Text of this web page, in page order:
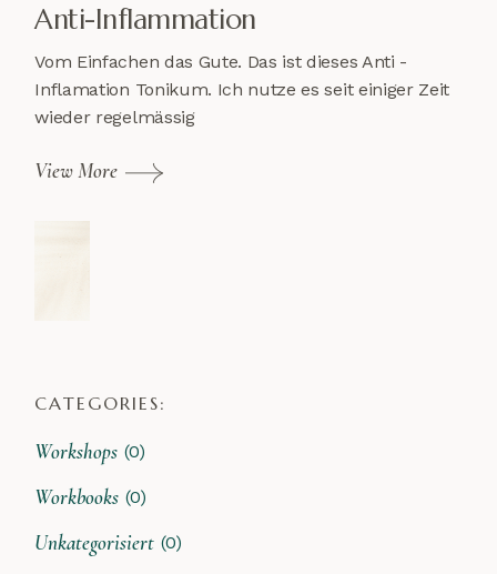
Anti-Inflammation
Vom Einfachen das Gute. Das ist dieses Anti -
Inflamation Tonikum. Ich nutze es seit einiger Zeit
wieder regelmässig
View More
CATEGORIES:
Workshops (0)
Workbooks (0)
Unkategorisiert (0)